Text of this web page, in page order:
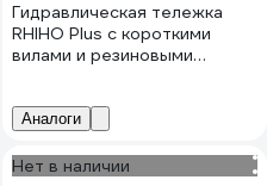
Гидравлическая тележка
RHIHO Plus с короткими
вилами и резиновыми
Аналоги
Нет в наличии